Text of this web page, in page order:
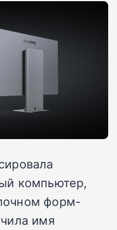
компьютер,
форм-
имя